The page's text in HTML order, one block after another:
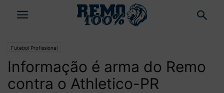
Futebol Profissional
Informação é arma do Remo
contra o Athletico-PR